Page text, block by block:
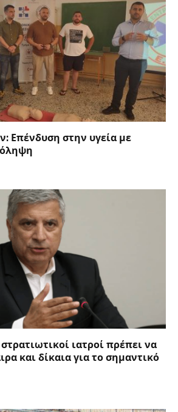
Επένδυση στην υγεία με
ιατροί πρέπει να
και δίκαια για το σημαντικό